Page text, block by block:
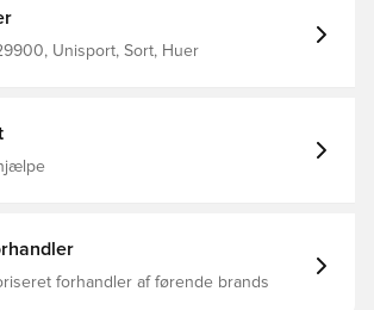
Unisport, Sort, Huer
forhandler af førende brands